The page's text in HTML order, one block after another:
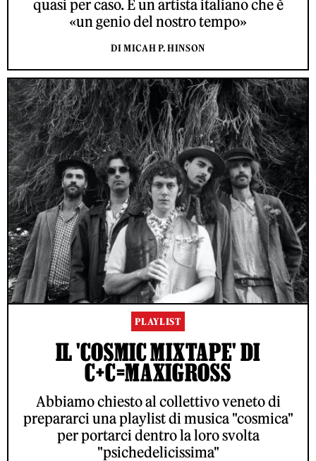
quasi per caso. E un artista italiano che è
«un genio del nostro tempo»
DI MICAH P. HINSON
PLAYLIST
IL 'COSMIC MIXTAPE' DI
C+C=MAXIGROSS
Abbiamo chiesto al collettivo veneto di
prepararci una playlist di musica "cosmica"
per portarci dentro la loro svolta
"psichedelicissima"